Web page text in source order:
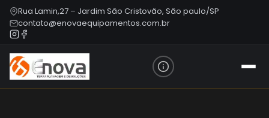
Rua Lamin,27 – Jardim São Cristovão, São paulo/SP
contato@enovaequipamentos.com.br